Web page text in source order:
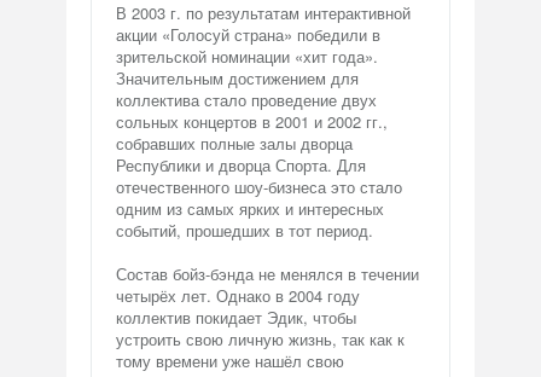
В 2003 г. по результатам интерактивной
акции «Голосуй страна» победили в
зрительской номинации «хит года».
Значительным достижением для
коллектива стало проведение двух
сольных концертов в 2001 и 2002 гг.,
собравших полные залы дворца
Республики и дворца Спорта. Для
отечественного шоу-бизнеса это стало
одним из самых ярких и интересных
событий, прошедших в тот период.
Состав бойз-бэнда не менялся в течении
четырёх лет. Однако в 2004 году
коллектив покидает Эдик, чтобы
устроить свою личную жизнь, так как к
тому времени уже нашёл свою